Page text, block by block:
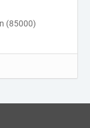
(85000)